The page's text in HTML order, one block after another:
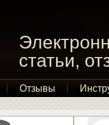
статьи,
Отзывы